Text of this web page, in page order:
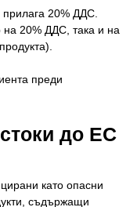
20% ДДС.
20% ДДС, така и на
преди
до ЕС
като опасни
съдържащи